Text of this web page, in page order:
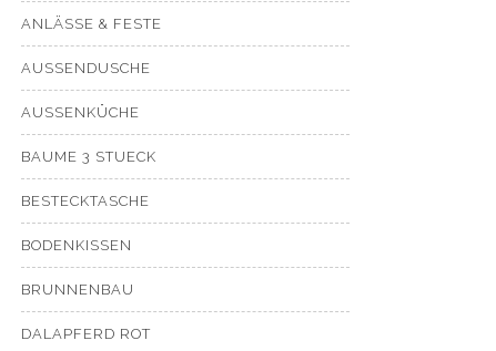
ANLÄSSE & FESTE
AUSSENDUSCHE
AUSSENKÜCHE
BAUME 3 STUECK
BESTECKTASCHE
BODENKISSEN
BRUNNENBAU
DALAPFERD ROT